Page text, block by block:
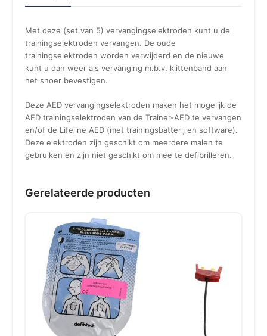
Met deze (set van 5) vervangingselektroden kunt u de
trainingselektroden vervangen. De oude
trainingselektroden worden verwijderd en de nieuwe
kunt u dan weer als vervanging m.b.v. klittenband aan
het snoer bevestigen.
Deze AED vervangingselektroden maken het mogelijk de
AED trainingselektroden van de Trainer-AED te vervangen
en/of de Lifeline AED (met trainingsbatterij en software).
Deze elektroden zijn geschikt om meerdere malen te
gebruiken en zijn niet geschikt om mee te defibrilleren.
Gerelateerde producten